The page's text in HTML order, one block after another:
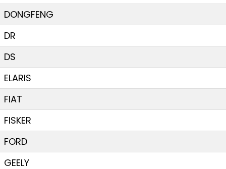
DONGFENG
DR
DS
ELARIS
FIAT
FISKER
FORD
GEELY